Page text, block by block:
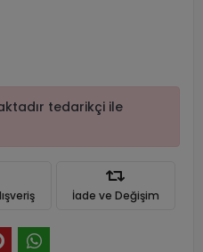
tedarikçi ile
İade ve Değişim